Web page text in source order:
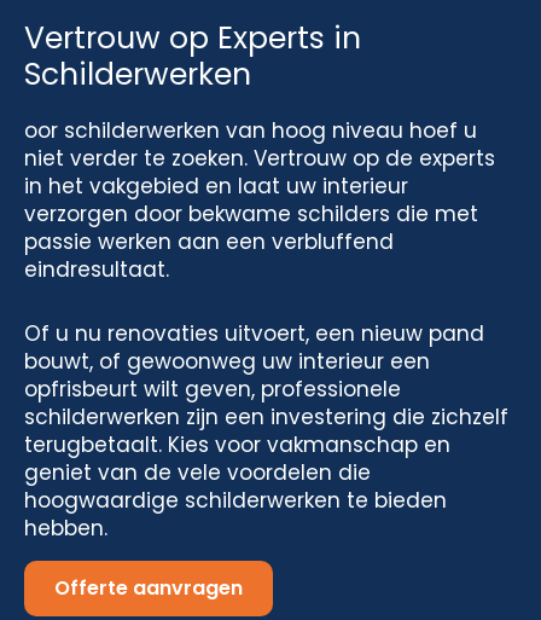
Vertrouw op Experts in
Schilderwerken
oor schilderwerken van hoog niveau hoef u
niet verder te zoeken. Vertrouw op de experts
in het vakgebied en laat uw interieur
verzorgen door bekwame schilders die met
passie werken aan een verbluffend
eindresultaat.
Of u nu renovaties uitvoert, een nieuw pand
bouwt, of gewoonweg uw interieur een
opfrisbeurt wilt geven, professionele
schilderwerken zijn een investering die zichzelf
terugbetaalt. Kies voor vakmanschap en
geniet van de vele voordelen die
hoogwaardige schilderwerken te bieden
hebben.
Offerte aanvragen